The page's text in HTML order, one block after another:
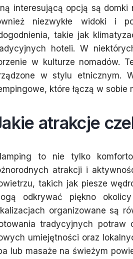
interesującą opcją są
niezwykłe widoki i
takie jak
hoteli. W
w kulturze nomadów.
w stylu etnicznym.
które łączą w sobie
atrakcje
to nie tylko
atrakcji i
takich jak piesze
odkrywać piękno
organizowane są
tradycyjnych potraw
umiejętności oraz
lub masaże na świeżym